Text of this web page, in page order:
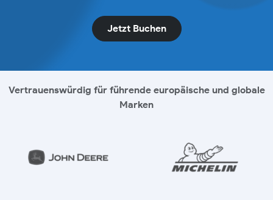
Jetzt Buchen
Vertrauenswürdig für führende europäische und globale
Marken